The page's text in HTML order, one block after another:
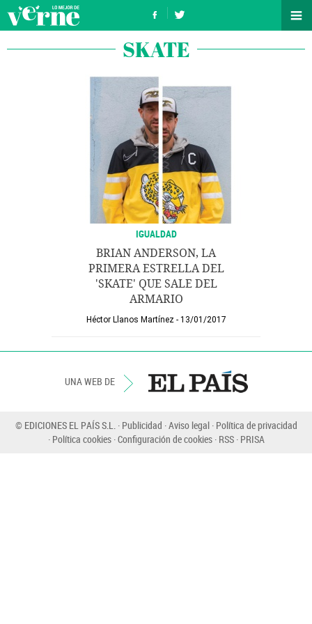
SKATE
IGUALDAD
BRIAN ANDERSON, LA
PRIMERA ESTRELLA DEL
'SKATE' QUE SALE DEL
ARMARIO
Héctor Llanos Martínez 13/01/2017
UNA WEB DE
© EDICIONES EL PAÍS S.L. Publicidad Aviso legal Política de privacidad
Política cookies Configuración de cookies RSS PRISA